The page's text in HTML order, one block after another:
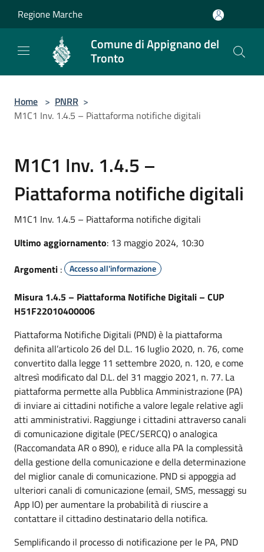
Regione Marche
Comune di Appignano del
Tronto
Home > PNRR >
M1C1 Inv. 1.4.5 – Piattaforma notifiche digitali
M1C1 Inv. 1.4.5 –
Piattaforma notifiche digitali
M1C1 Inv. 1.4.5 – Piattaforma notifiche digitali
Ultimo aggiornamento: 13 maggio 2024, 10:30
Argomenti : Accesso all'informazione
Misura 1.4.5 – Piattaforma Notifiche Digitali – CUP
H51F22010400006
Piattaforma Notifiche Digitali (PND) è la piattaforma
definita all’articolo 26 del D.L. 16 luglio 2020, n. 76, come
convertito dalla legge 11 settembre 2020, n. 120, e come
altresì modificato dal D.L. del 31 maggio 2021, n. 77. La
piattaforma permette alla Pubblica Amministrazione (PA)
di inviare ai cittadini notifiche a valore legale relative agli
atti amministrativi. Raggiunge i cittadini attraverso canali
di comunicazione digitale (PEC/SERCQ) o analogica
(Raccomandata AR o 890), e riduce alla PA la complessità
della gestione della comunicazione e della determinazione
del miglior canale di comunicazione. PND si appoggia ad
ulteriori canali di comunicazione (email, SMS, messaggi su
App IO) per aumentare la probabilità di riuscire a
contattare il cittadino destinatario della notifica.
Semplificando il processo di notificazione per le PA, PND